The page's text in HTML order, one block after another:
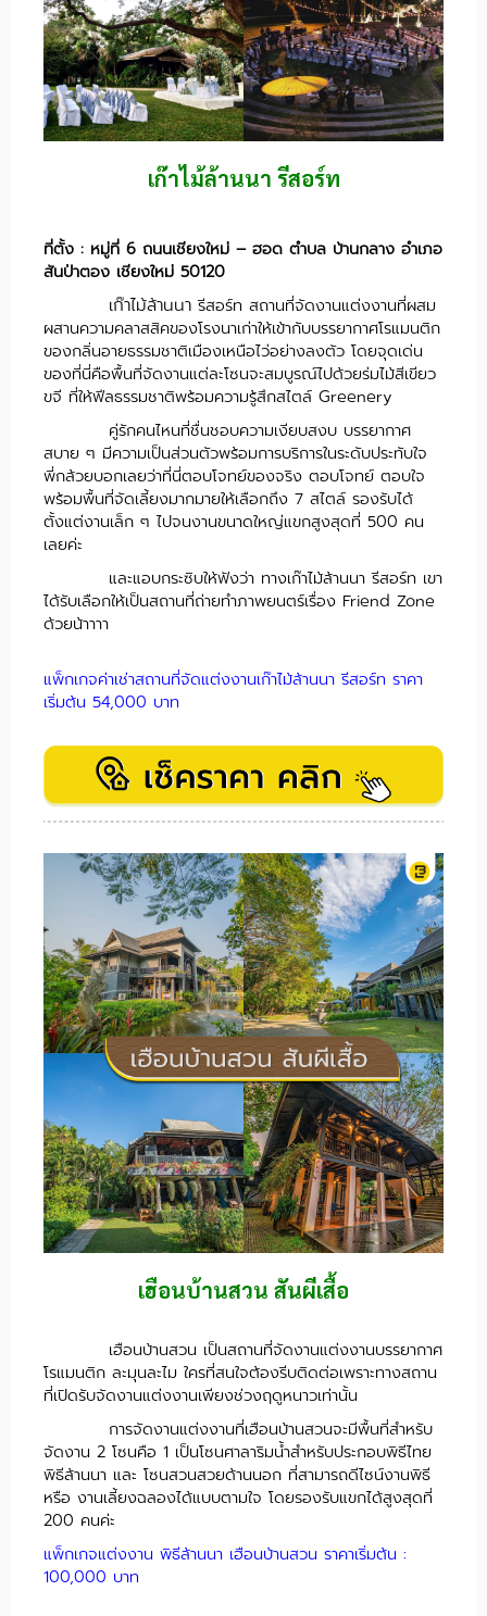
เก๊าไม้ล้านนา รีสอร์ท
ที่ตั้ง : หมู่ที่ 6 ถนนเชียงใหม่ – ฮอด ตำบล บ้านกลาง อำเภอ
สันป่าตอง เชียงใหม่ 50120
เก๊าไม้ล้านนารีสอร์ท สถานที่จัดงานแต่งงานที่ผสม
ผสานความคลาสสิคของโรงนาเก่าให้เข้ากับบรรยากาศโรแมนติก
ของกลิ่นอายธรรมชาติเมืองเหนือไว่อย่างลงตัว โดยจุดเด่น
ของที่นี่คือพื้นที่จัดงานแต่ละโซนจะสมบูรณ์ไปด้วยร่มไม้สีเขียว
ขจี ที่ให้ฟีลธรรมชาติพร้อมความรู้สึกสไตล์ Greenery
คู่รักคนไหนที่ชื่นชอบความเงียบสงบ บรรยากาศ
สบาย ๆ มีความเป็นส่วนตัวพร้อมการบริการในระดับประทับใจ
พี่กล้วยบอกเลยว่าที่นี่ตอบโจทย์ของจริง ตอบโจทย์ ตอบใจ
พร้อมพื้นที่จัดเลี้ยงมากมายให้เลือกถึง 7 สไตล์ รองรับได้
ตั้งแต่งานเล็ก ๆ ไปจนงานขนาดใหญ่แขกสูงสุดที่ 500 คน
เลยค่ะ
และแอบกระซิบให้ฟังว่า ทางเก๊าไม้ล้านนา รีสอร์ท เขา
ได้รับเลือกให้เป็นสถานที่ถ่ายทำภาพยนตร์เรื่อง Friend Zone
ด้วยน้าาาา
แพ็กเกจค่าเช่าสถานที่จัดแต่งงานเก๊าไม้ล้านนา รีสอร์ท ราคา
เริ่มต้น 54,000 บาท
เฮือนบ้านสวน สันผีเสื้อ
เฮือนบ้านสวน เป็นสถานที่จัดงานแต่งงานบรรยากาศ
โรแมนติก ละมุนละไม ใครที่สนใจต้องรีบติดต่อเพราะทางสถาน
ที่เปิดรับจัดงานแต่งงานเพียงช่วงฤดูหนาวเท่านั้น
การจัดงานแต่งงานที่เฮือนบ้านสวนจะมีพื้นที่สำหรับ
จัดงาน 2 โซนคือ 1 เป็นโซนศาลาริมน้ำสำหรับประกอบพิธีไทย
พิธีล้านนา และ โซนสวนสวยด้านนอก ที่สามารถดีไซน์งานพิธี
หรือ งานเลี้ยงฉลองได้แบบตามใจ โดยรองรับแขกได้สูงสุดที่
200 คนค่ะ
แพ็กเกจแต่งงาน พิธีล้านนา เฮือนบ้านสวน ราคาเริ่มต้น :
100,000 บาท